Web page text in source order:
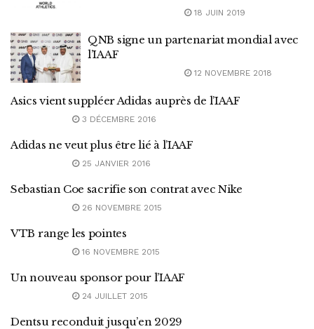
18 JUIN 2019
QNB signe un partenariat mondial avec
l’IAAF
12 NOVEMBRE 2018
Asics vient suppléer Adidas auprès de l’IAAF
3 DÉCEMBRE 2016
Adidas ne veut plus être lié à l’IAAF
25 JANVIER 2016
Sebastian Coe sacrifie son contrat avec Nike
26 NOVEMBRE 2015
VTB range les pointes
16 NOVEMBRE 2015
Un nouveau sponsor pour l’IAAF
24 JUILLET 2015
Dentsu reconduit jusqu’en 2029